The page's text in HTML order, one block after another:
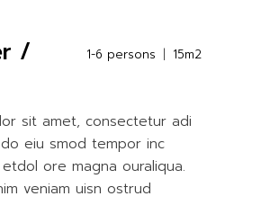
/
1-6 persons 15m2
sit amet, consectetur adi
eiu smod tempor inc
ore magna ouraliqua.
veniam uisn ostrud